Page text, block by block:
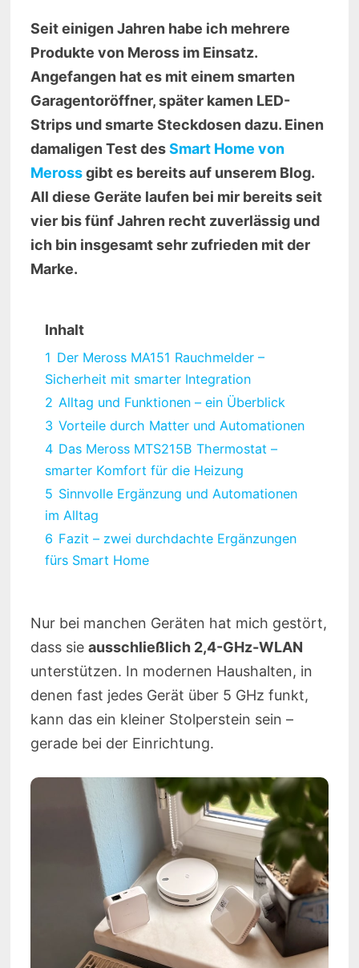
Seit einigen Jahren habe ich mehrere
Produkte von Meross im Einsatz.
Angefangen hat es mit einem smarten
Garagentoröffner, später kamen LED-
Strips und smarte Steckdosen dazu. Einen
damaligen Test desSmart Home von
Merossgibt es bereits auf unserem Blog.
All diese Geräte laufen bei mir bereits seit
vier bis fünf Jahren recht zuverlässig und
ich bin insgesamt sehr zufrieden mit der
Marke.
Inhalt
1 Der Meross MA151 Rauchmelder –
Sicherheit mit smarter Integration
2 Alltag und Funktionen – ein Überblick
3 Vorteile durch Matter und Automationen
4 Das Meross MTS215B Thermostat –
smarter Komfort für die Heizung
5 Sinnvolle Ergänzung und Automationen
im Alltag
6 Fazit – zwei durchdachte Ergänzungen
fürs Smart Home
Nur bei manchen Geräten hat mich gestört,
dass sie ausschließlich 2,4-GHz-WLAN
unterstützen. In modernen Haushalten, in
denen fast jedes Gerät über 5 GHz funkt,
kann das ein kleiner Stolperstein sein –
gerade bei der Einrichtung.